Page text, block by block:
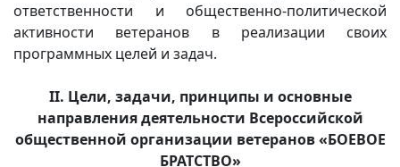
ответственности и общественно-политической
активности ветеранов в реализации своих
программных целей и задач.
II. Цели, задачи, принципы и основные
направления деятельности Всероссийской
общественной организации ветеранов «БОЕВОЕ
БРАТСТВО»